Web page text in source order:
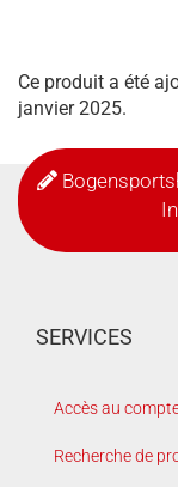
Ce produit a été
janvier 2025.
SERVICES
Accès au
Recherche de